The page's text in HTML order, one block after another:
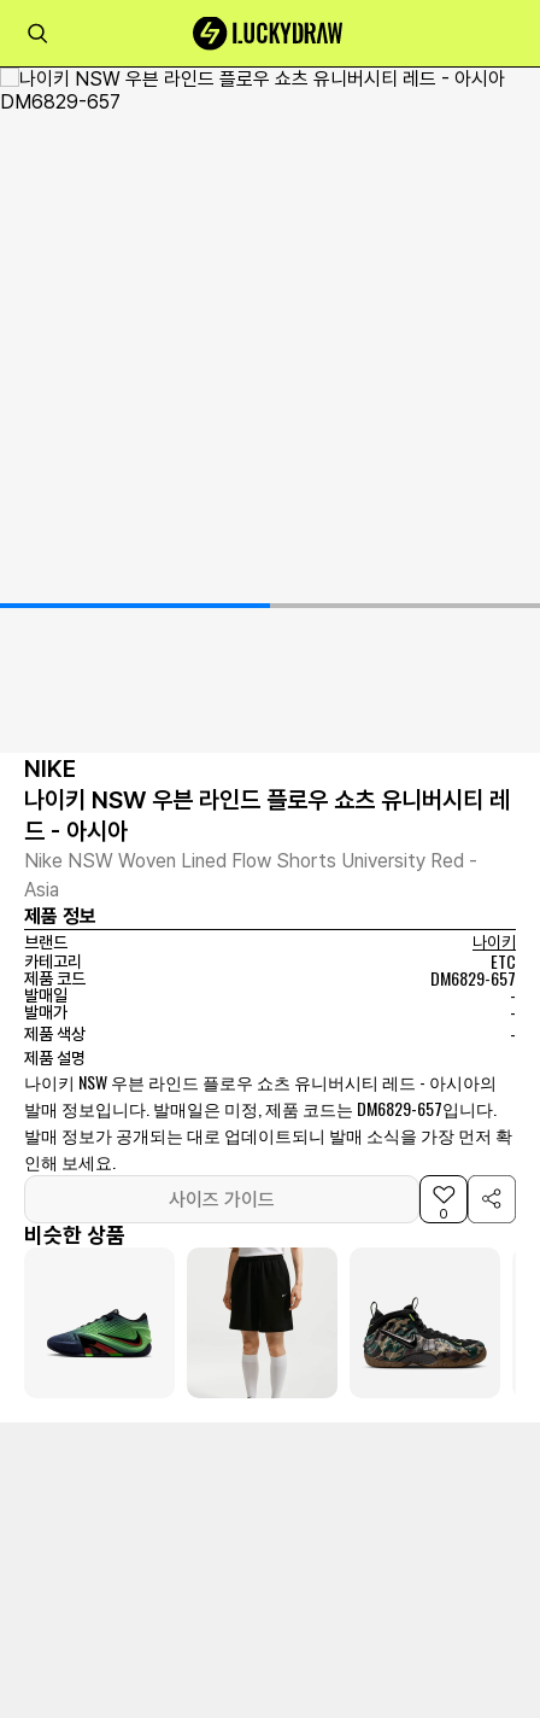
NIKE
나이키 NSW 우븐 라인드 플로우 쇼츠 유니버시티 레
드 - 아시아
Nike NSW Woven Lined Flow Shorts University Red -
Asia
제품 정보
브랜드
나이키
카테고리
ETC
제품 코드 DM6829-657
발매일 -
발매가 -
제품 색상 -
제품 설명
나이키 NSW 우븐 라인드 플로우 쇼츠 유니버시티 레드 - 아시아의
발매 정보입니다. 발매일은 미정, 제품 코드는 DM6829-657입니다.
발매 정보가 공개되는 대로 업데이트되니 발매 소식을 가장 먼저 확
인해 보세요.
사이즈 가이드
0
비슷한 상품